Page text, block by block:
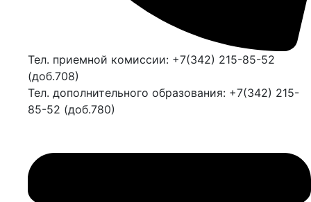
Тел. приемной комиссии: +7(342) 215-85-52
(доб.708)
Тел. дополнительного образования: +7(342) 215-
85-52 (доб.780)